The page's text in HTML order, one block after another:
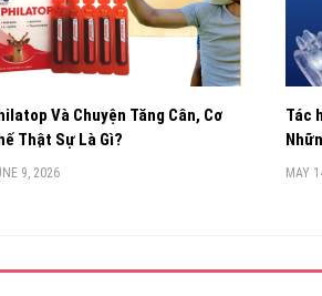
Và Chuyện Tăng Cân, Cơ
Thật Sự Là Gì?
9, 2026
Tác
MAY